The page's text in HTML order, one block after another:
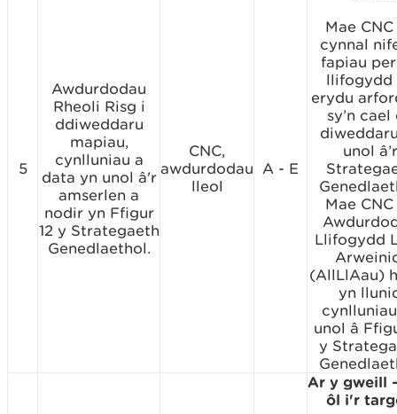
5
Awdurdodau
Rheoli Risg i
ddiweddaru
mapiau,
cynlluniau a
data yn unol â'r
amserlen a
nodir yn Ffigur
12 y Strategaeth
Genedlaethol.
CNC,
awdurdodau
lleol
A - E
Mae
cynnal
fapiau
llifogydd
erydu
sy’n cael
unol â’r
Mae
Llifogydd
(AllLlAau)
yn
unol â
y
Ar y gweill
ôl i'r